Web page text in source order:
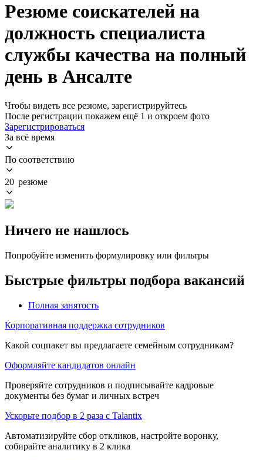
Резюме соискателей на
должность специалиста
службы качества на полный
день в Ансалте
Чтобы видеть все резюме, зарегистрируйтесь
После регистрации покажем ещё 1 и откроем фото
Зарегистрироваться
За всё время
По соответствию
20 резюме
Ничего не нашлось
Попробуйте изменить формулировку или фильтры
Быстрые фильтры подбора вакансий
Полная занятость
Корпоративная поддержка сотрудников
Какой соцпакет вы предлагаете семейным сотрудникам?
Оформляйте кандидатов онлайн
Проверяйте сотрудников и подписывайте кадровые
документы без бумаг и личных встреч
Ускорьте подбор в 2 раза с Talantix
Автоматизируйте сбор откликов, настройте воронку,
собирайте аналитику в 2 клика